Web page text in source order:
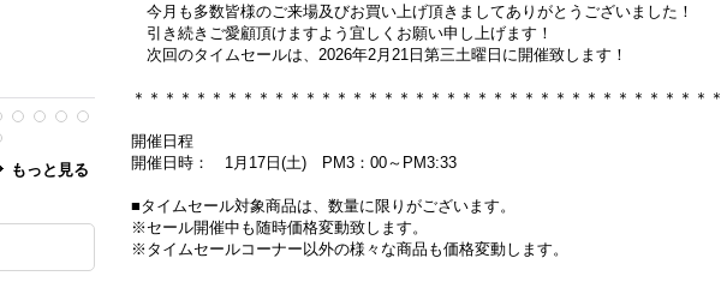
4,699円(税別)
1,851円(税別)
1,851円
もっと見る
今月も多数皆様のご来場及びお買い上げ頂きましてありがとうございました！
引き続きご愛顧頂けますよう宜しくお願い申し上げます！
次回のタイムセールは、2026年2月21日第三土曜日に開催致します！
＊＊＊＊＊＊＊＊＊＊＊＊＊＊＊＊＊＊＊＊＊＊＊＊＊＊＊＊＊＊＊＊＊＊＊＊＊＊
開催日程
開催日時： 1月17日(土) PM3：00～PM3:33
■タイムセール対象商品は、数量に限りがございます。
※セール開催中も随時価格変動致します。
※タイムセールコーナー以外の様々な商品も価格変動します。